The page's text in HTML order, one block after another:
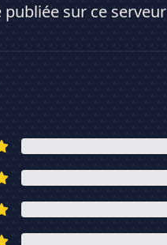
sur ce serveur